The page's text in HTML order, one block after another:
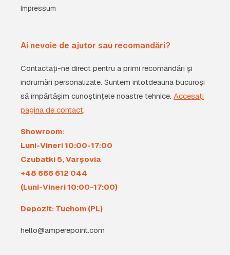
Impressum
Ai nevoie de ajutor sau recomandări?
Contactați-ne direct pentru a primi recomandări și
îndrumări personalizate. Suntem întotdeauna bucuroși
să împărtășim cunoștințele noastre tehnice. Accesați
pagina de contact.
Showroom:
Luni-Vineri 10:00-17:00
Czubatki 5, Varșovia
+48 666 612 044
(Luni-Vineri 10:00-17:00)
Depozit: Tuchom (PL)
hello@amperepoint.com